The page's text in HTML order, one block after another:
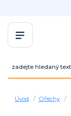
Úvod Ořechy